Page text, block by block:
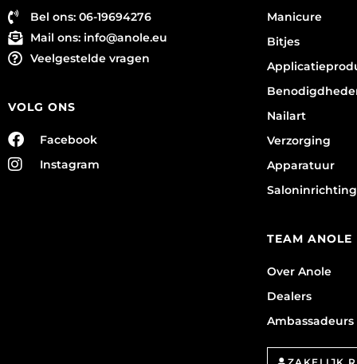
Bel ons: 06-19694276
Mail ons: info@anole.eu
Veelgestelde vragen
VOLG ONS
Facebook
Instagram
Manicure
Bitjes
Nailart
Verzorging
Apparatuur
Saloninrichting
TEAM ANOLE
Over Anole
Dealers
Ambassadeurs